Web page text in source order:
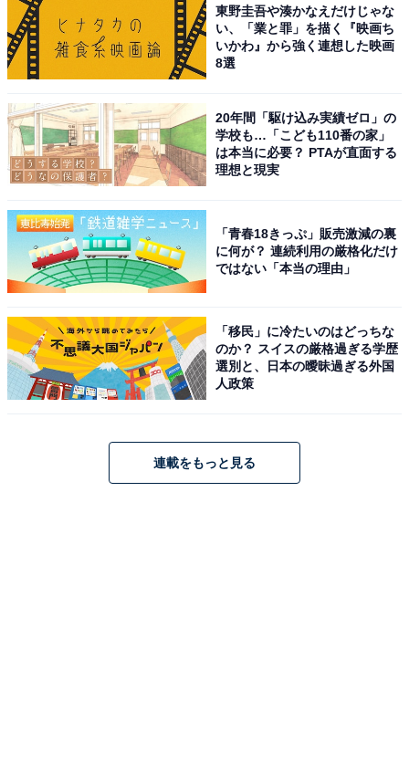
東野圭吾や湊かなえだけじゃな
い、「業と罪」を描く『映画ち
いかわ』から強く連想した映画
8選
20年間「駆け込み実績ゼロ」の
学校も…「こども110番の家」
は本当に必要？ PTAが直面する
理想と現実
「青春18きっぷ」販売激減の裏
に何が？ 連続利用の厳格化だけ
ではない「本当の理由」
「移民」に冷たいのはどっちな
のか？ スイスの厳格過ぎる学歴
選別と、日本の曖昧過ぎる外国
人政策
連載をもっと見る